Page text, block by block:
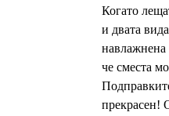
Когато
и двата
навлажнена
че сместа
прекрасен!